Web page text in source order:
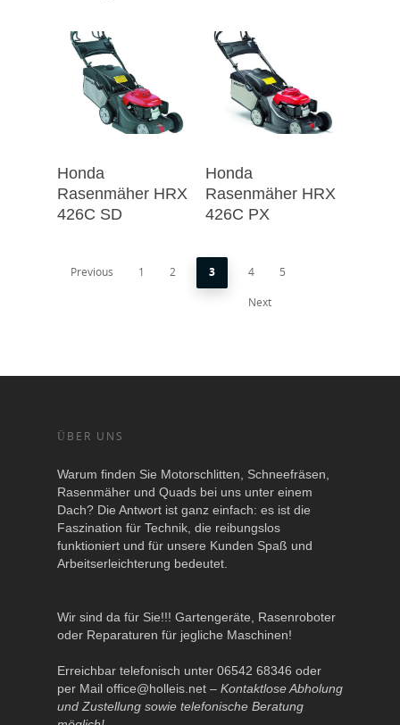
Honda
Rasenmäher HRX
426C SD
Honda
Rasenmäher HRX
426C PX
Previous 1 2 3 4
5
Next
ÜBER UNS
Warum finden Sie Motorschlitten, Schneefräsen,
Rasenmäher und Quads bei uns unter einem
Dach? Die Antwort ist ganz einfach: es ist die
Faszination für Technik, die reibungslos
funktioniert und für unsere Kunden Spaß und
Arbeitserleichterung bedeutet.
Wir sind da für Sie!!! Gartengeräte, Rasenroboter
oder Reparaturen für jegliche Maschinen!
Erreichbar telefonisch unter 06542 68346 oder
per Mail office@holleis.net – Kontaktlose Abholung
und Zustellung sowie telefonische Beratung